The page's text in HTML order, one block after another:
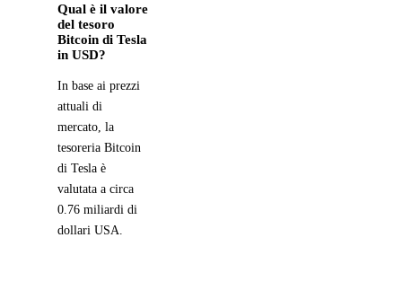
Qual è il valore
del tesoro
Bitcoin di Tesla
in USD?
In base ai prezzi
attuali di
mercato, la
tesoreria Bitcoin
di Tesla è
valutata a circa
0.76 miliardi di
dollari USA.